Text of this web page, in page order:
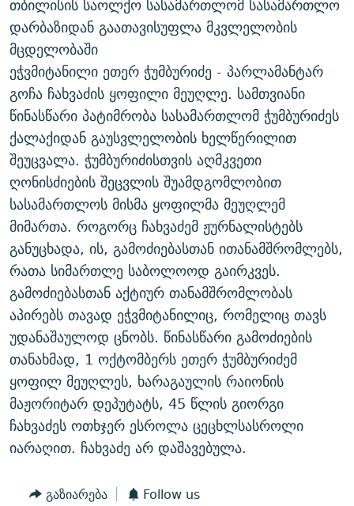
ᲛᲝᲚᲐᲞᲐᲠᲐᲙᲔ ᲢᲔᲥᲡᲢᲔᲑᲘ
ᲨᲘᲜ - ᲣᲪᲮᲝᲔᲗᲨᲘ
ᲚᲘᲢᲔᲠᲐᲢᲣᲠᲣᲚᲘ ᲬᲐᲮᲜᲐᲒᲔᲑᲘ
ᲐᲛᲔᲠᲘᲙᲣᲚᲘ ᲛᲝᲗᲮᲠᲝᲑᲐ
ᲘᲛᲞᲔᲠᲘᲐ ᲓᲐ ᲠᲐᲓᲘᲝ
ᲩᲔᲛᲘ ᲡᲘᲙᲕᲓᲘᲚᲘᲡ ᲛᲘᲖᲔᲖᲘᲐ COVID-19
11 ᲬᲔᲚᲘ - 11 ᲐᲛᲑᲐᲕᲘ
ᲡᲐᲞᲐᲠᲚᲐᲛᲔᲜᲢᲝ ᲐᲠᲩᲔᲕᲜᲔᲑᲘᲡ ᲘᲡᲢᲝᲠᲘᲐ
ᲑᲐᲕᲨᲕᲔᲑᲘ ᲞᲠᲝᲡᲢᲘᲢᲣᲪᲘᲐᲨᲘ - ᲐᲛᲝᲣᲗᲥᲛᲔᲚᲘ ᲐᲛᲑᲐᲕᲘ
5 ᲐᲛᲑᲐᲕᲘ - 20 ᲘᲕᲜᲘᲡᲡ ᲓᲐᲨᲐᲕᲔᲑᲣᲚᲔᲑᲘ
ᲐᲒᲕᲘᲡᲢᲝᲡ ᲝᲛᲘ
ПРИВЕТ ᲙᲣᲚᲢᲣᲠᲐ
ᲒᲐᲛᲝᲘᲬᲔᲠᲔ
რთე/რთ-ის ყველა საიტი
თბილისის საოლქო სასამართლომ სასამართლო
დარბაზიდან გაათავისუფლა მკვლელობის
მცდელობაში
ეჭვმიტანილი ეთერ ჭუმბურიძე - პარლამანტარ
გოჩა ჩახვაძის ყოფილი მეუღლე. სამთვიანი
წინასწარი პატიმრობა სასამართლომ ჭუმბურიძეს
ქალაქიდან გაუსვლელობის ხელწერილით
შეუცვალა. ჭუმბურიძისთვის აღმკვეთი
ღონისძიების შეცვლის შუამდგომლობით
სასამართლოს მისმა ყოფილმა მეუღლემ
მიმართა. როგორც ჩახვაძემ ჟურნალისტებს
განუცხადა, ის, გამოძიებასთან ითანამშრომლებს,
რათა სიმართლე საბოლოოდ გაირკვეს.
გამოძიებასთან აქტიურ თანამშრომლობას
აპირებს თავად ეჭვმიტანილიც, რომელიც თავს
უდანაშაულოდ ცნობს. წინასწარი გამოძიების
თანახმად, 1 ოქტომბერს ეთერ ჭუმბურიძემ
ყოფილ მეუღლეს, ხარაგაულის რაიონის
მაჟორიტარ დეპუტატს, 45 წლის გიორგი
ჩახვაძეს ოთხჯერ ესროლა ცეცხლსასროლი
იარაღით. ჩახვაძე არ დაშავებულა.
გაზიარება Follow us